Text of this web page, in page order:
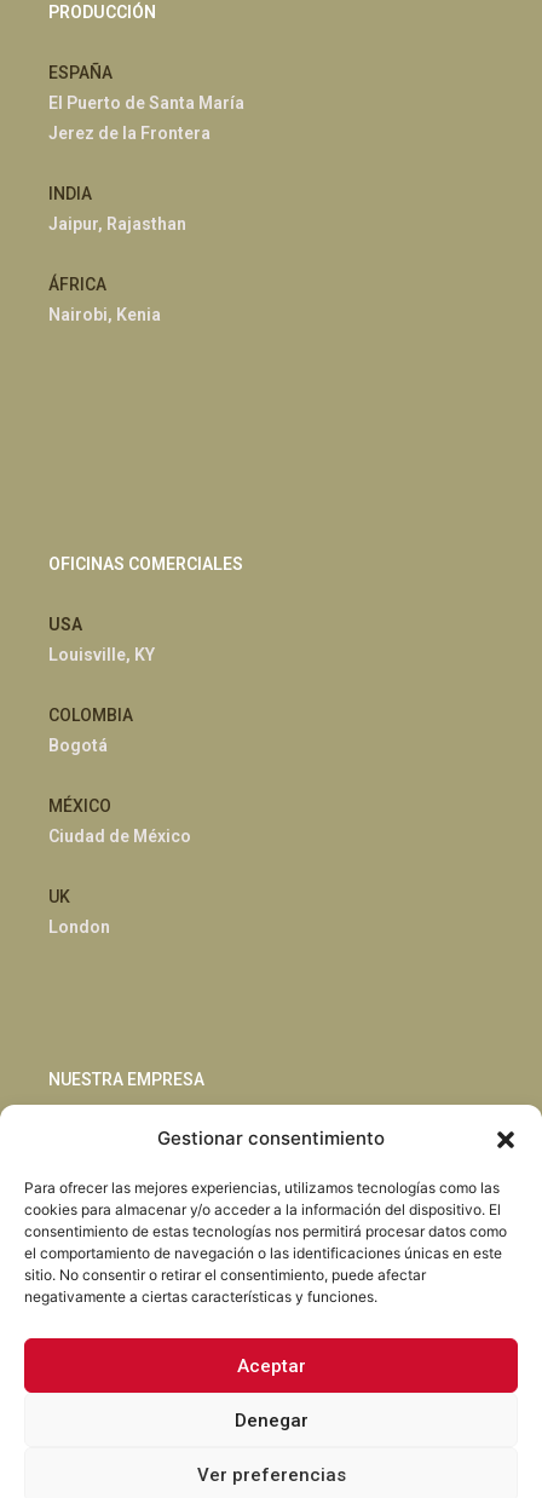
Gestionar consentimiento
Para ofrecer las mejores experiencias, utilizamos tecnologías como las
cookies para almacenar y/o acceder a la información del dispositivo. El
consentimiento de estas tecnologías nos permitirá procesar datos como
el comportamiento de navegación o las identificaciones únicas en este
sitio. No consentir o retirar el consentimiento, puede afectar
negativamente a ciertas características y funciones.
Aceptar
Denegar
Ver preferencias
PRODUCCIÓN
ESPAÑA
El Puerto de Santa María
Jerez de la Frontera
INDIA
Jaipur, Rajasthan
ÁFRICA
Nairobi, Kenia
OFICINAS COMERCIALES
USA
Louisville, KY
COLOMBIA
Bogotá
MÉXICO
Ciudad de México
UK
London
NUESTRA EMPRESA
Blog
Habla con nosotros
Torrent Closures · Todos los derechos reservados ·